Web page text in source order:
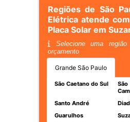
Regiões de São
Elétrica atende
Placa Solar em
Selecione uma
orçamento
Grande São Paulo
São Caetano do Sul
Santo André
Guarulhos